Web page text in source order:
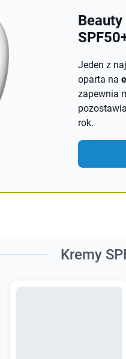
Jeden z
oparta na
zapewnia
rok.
Kremy